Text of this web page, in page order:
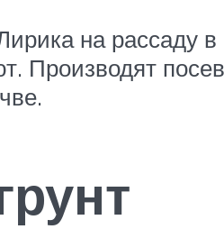
на рассаду в
Производят